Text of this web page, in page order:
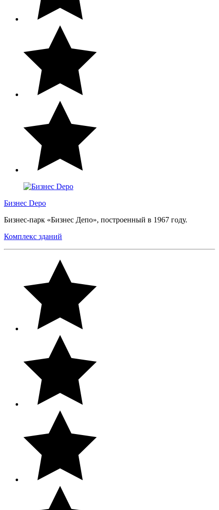
Бизнес Depo
Бизнес-парк «Бизнес Депо», построенный в 1967 году.
Комплекс зданий